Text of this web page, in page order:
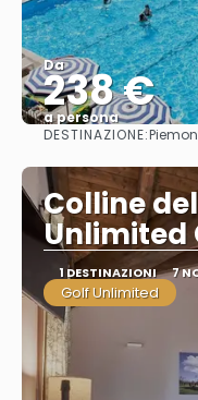
Da
238 €
a persona
DESTINAZIONE:
Colline
Unlimited
1 DESTINAZIONI 7
Golf Unlimited